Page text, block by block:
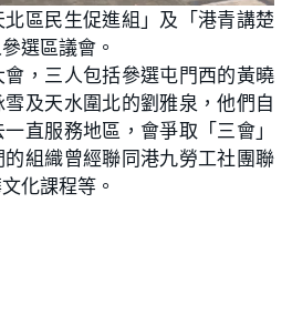
北區民生促進組」及「港青講楚
選區議會。
，三人包括參選屯門西的黃曉
及天水圍北的劉雅泉，他們自
直服務地區，會爭取「三會」
組織曾經聯同港九勞工社團聯
化課程等。